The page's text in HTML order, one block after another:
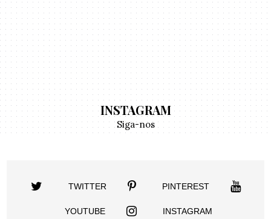
INSTAGRAM
Siga-nos
TWITTER PINTEREST
YOUTUBE INSTAGRAM